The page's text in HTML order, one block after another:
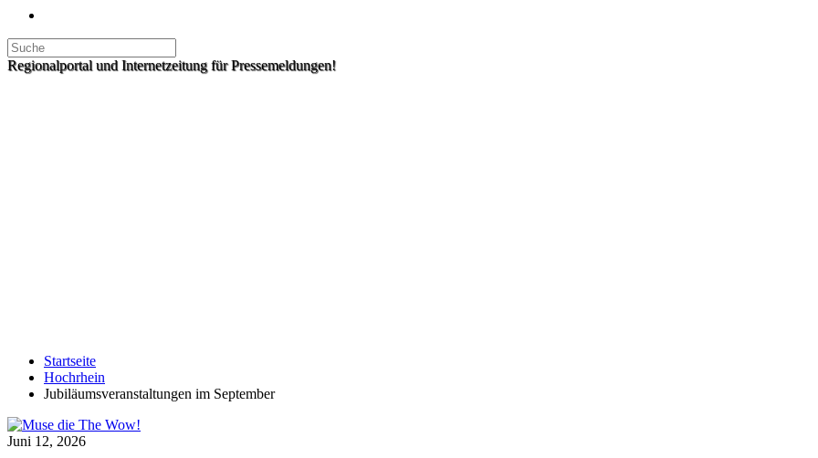
Regionalportal und Internetzeitung für Pressemeldungen!
Startseite
Hochrhein
Jubiläumsveranstaltungen im September
Juni 12, 2026